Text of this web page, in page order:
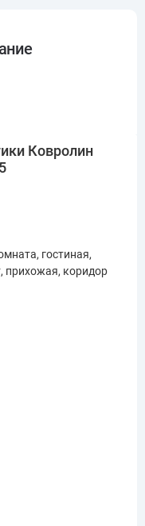
Ковролин
гостиная,
прихожая, коридор